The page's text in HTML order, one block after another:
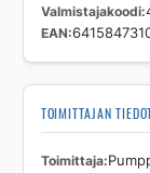
Valmistajakoodi
EAN
TOIMITTAJAN
Toimittaja